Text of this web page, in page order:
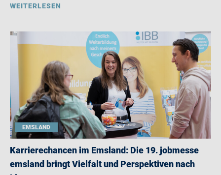
WEITERLESEN
EMSLAND
Karrierechancen im Emsland: Die 19. jobmesse
emsland bringt Vielfalt und Perspektiven nach